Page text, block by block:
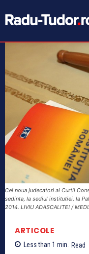
Cei noua judecatori ai Curtii
sedinta, la sediul institutiei, la
2014. LIVIU ADASCALITEI /
ARTICOLE
Less than 1 min. Read